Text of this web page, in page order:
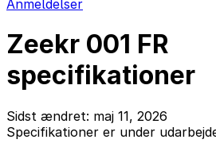
Anmeldelser
Zeekr 001 FR
specifikationer
Sidst ændret: maj 11, 2026
Specifikationer er under